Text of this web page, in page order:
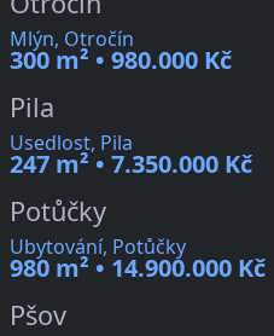
Mlýn, Otročín
300 m² • 980.000 Kč
Pila
Usedlost, Pila
247 m² • 7.350.000 Kč
Potůčky
Ubytování, Potůčky
980 m² • 14.900.000 Kč
Pšov